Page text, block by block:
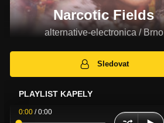
Narcotic Fields
alternative-electronica / Brno
Sledovat
PLAYLIST KAPELY
0:00 /0:00